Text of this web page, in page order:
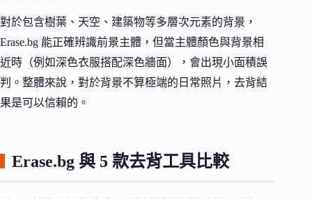
對於包含樹葉、天空、建築物等多層次元素的背景，
Erase.bg 能正確辨識前景主體，但當主體顏色與背景相
近時（例如深色衣服搭配深色牆面），會出現小面積誤
判。整體來說，對於背景不算極端的日常照片，去背結
果是可以信賴的。
Erase.bg 與 5 款去背工具比較